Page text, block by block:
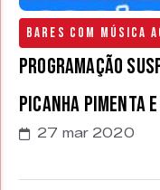
Bares com Música
PROGRAMAÇÃO
Picanha Pimenta
27 mar 2020